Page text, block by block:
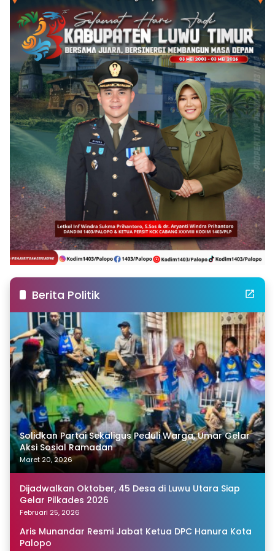
Berita Politik
Solidkan Partai Sekaligus Peduli Warga, Umar Gelar
Aksi Sosial Ramadan
Maret 20, 2026
Dijadwalkan Oktober, 45 Desa di Luwu Utara Siap
Gelar Pilkades 2026
Februari 25, 2026
Aris Munandar Resmi Jabat Ketua DPC Hanura Kota
Palopo